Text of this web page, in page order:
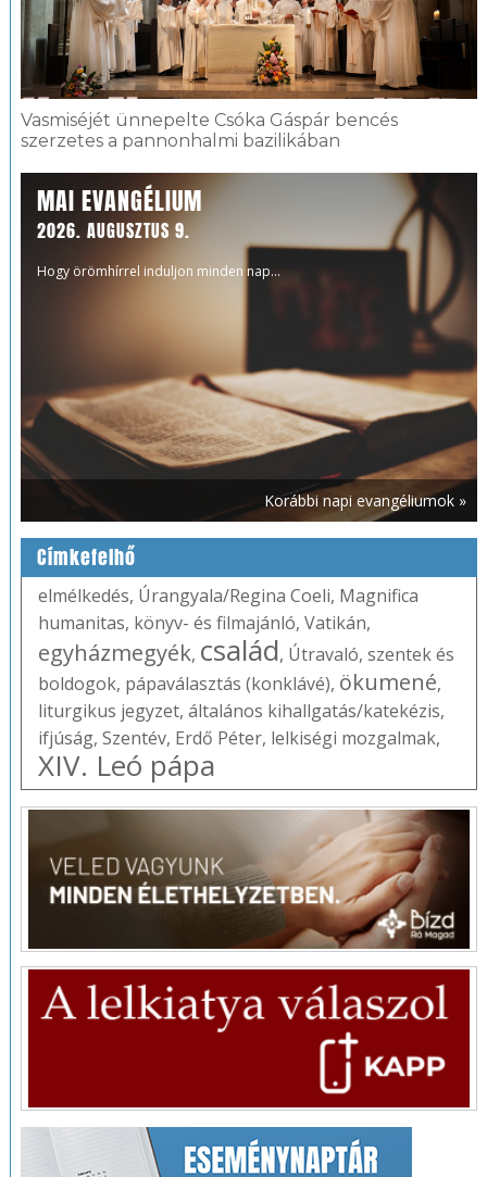
Vasmiséjét ünnepelte Csóka Gáspár bencés
szerzetes a pannonhalmi bazilikában
MAI EVANGÉLIUM
2026. AUGUSZTUS 9.
Hogy örömhírrel induljon minden nap...
Korábbi napi evangéliumok »
Címkefelhő
elmélkedés, Úrangyala/Regina Coeli, Magnifica
humanitas, könyv- és filmajánló, Vatikán,
egyházmegyék, család, Útravaló, szentek és
boldogok, pápaválasztás (konklávé), ökumené,
liturgikus jegyzet, általános kihallgatás/katekézis,
ifjúság, Szentév, Erdő Péter, lelkiségi mozgalmak,
XIV. Leó pápa